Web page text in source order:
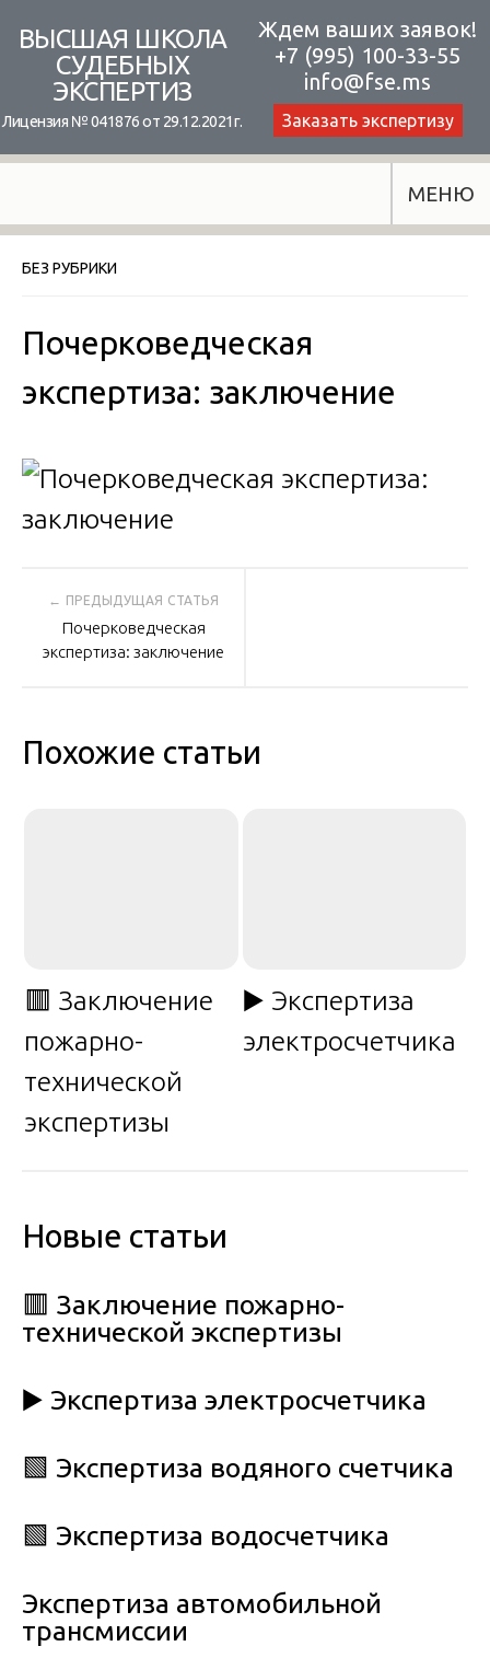
content
ВЫСШАЯ ШКОЛА
СУДЕБНЫХ
ЭКСПЕРТИЗ
Лицензия № 041876 от 29.12.2021г.
Ждем ваших заявок!
+7 (995) 100-33-55
info@fse.ms
Заказать экспертизу
МЕНЮ
БЕЗ РУБРИКИ
Почерковедческая
экспертиза: заключение
Навигация
по
Почерковедческая
экспертиза: заключение
Похожие статьи
🟥 Заключение
пожарно-
технической
экспертизы
▶️ Экспертиза
электросчетчика
Новые статьи
🟥 Заключение пожарно-
технической экспертизы
▶️ Экспертиза электросчетчика
🟩 Экспертиза водяного счетчика
🟩 Экспертиза водосчетчика
Экспертиза автомобильной
трансмиссии